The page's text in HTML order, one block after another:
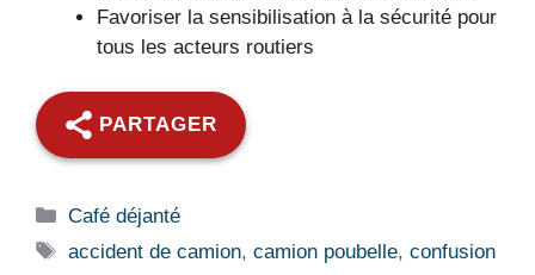
Favoriser la sensibilisation à la sécurité pour
tous les acteurs routiers
PARTAGER
Catégories
Café déjanté
Étiquettes
accident de camion,camion poubelle,confusion